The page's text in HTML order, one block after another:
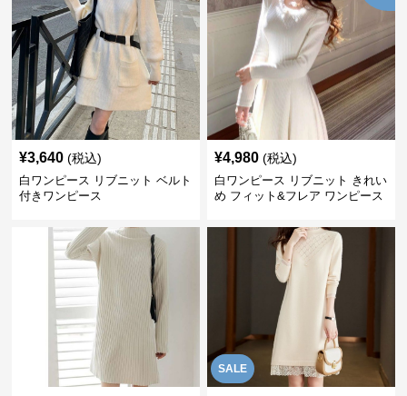
¥3,640 (税込)
白ワンピース リブニット ベルト
付きワンピース
¥4,980 (税込)
白ワンピース リブニット きれい
め フィット&フレア ワンピース
SALE